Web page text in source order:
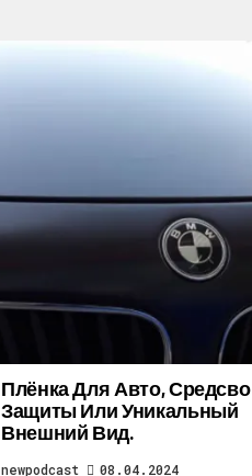
Плёнка Для Авто, Средсво
Защиты Или Уникальный
Внешний Вид.
newpodcast 08.04.2024